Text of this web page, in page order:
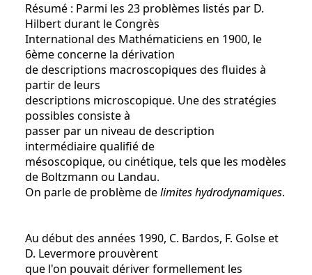
Résumé : Parmi les 23 problèmes listés par D.
Hilbert durant le Congrès
International des Mathématiciens en 1900, le
6ème concerne la dérivation
de descriptions macroscopiques des fluides à
partir de leurs
descriptions microscopique. Une des stratégies
possibles consiste à
passer par un niveau de description
intermédiaire qualifié de
mésoscopique, ou cinétique, tels que les modèles
de Boltzmann ou Landau.
On parle de problème delimites hydrodynamiques.
Au début des années 1990, C. Bardos, F. Golse et
D. Levermore prouvèrent
que l'on pouvait dériver formellement les